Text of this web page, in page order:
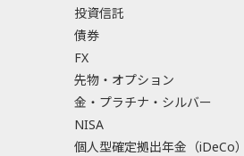
投資信託
債券
FX
先物・オプション
金・プラチナ・シルバー
NISA
個人型確定拠出年金（iDeCo）